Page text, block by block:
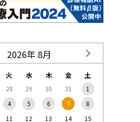
2026年 8月
火 水 木 金 土
28 29 30 31
1
4 5 6 7
8
11 12 13 14
15